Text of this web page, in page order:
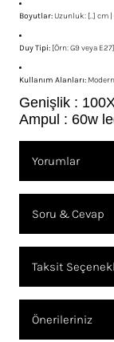
Boyutlar: Uzunluk: [..] cm
Duy Tipi: [Örn: G9 veya
Kullanım Alanları:
Genişlik :
Ampul : 60w
Yorumlar
Soru & Cevap
Taksit
Önerileriniz